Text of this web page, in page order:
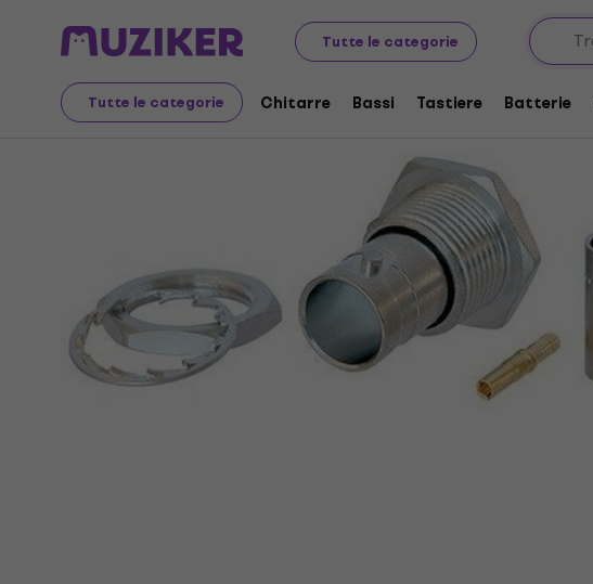
Tutte le categorie
Tutte le categorie Chitarre Bassi Tastiere Batterie
Strumenti musicali Accessori Cavi, Connettori ed Adattatori